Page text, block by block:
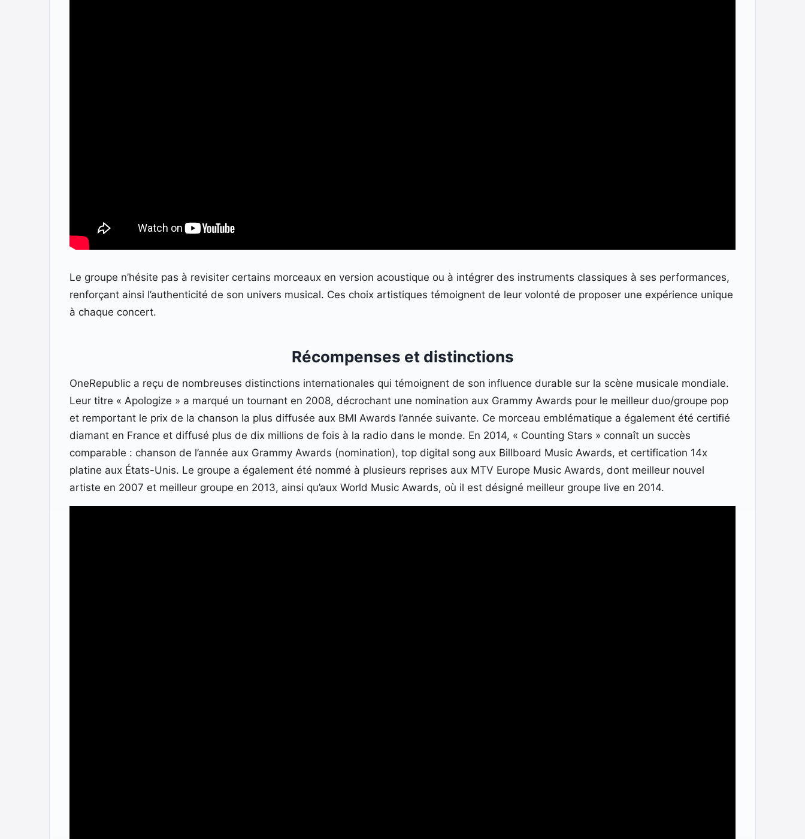
Le groupe n’hésite pas à revisiter certains morceaux en version acoustique ou à intégrer des instruments classiques à ses performances,
renforçant ainsi l’authenticité de son univers musical. Ces choix artistiques témoignent de leur volonté de proposer une expérience unique
à chaque concert.
Récompenses et distinctions
OneRepublic a reçu de nombreuses distinctions internationales qui témoignent de son influence durable sur la scène musicale mondiale.
Leur titre « Apologize » a marqué un tournant en 2008, décrochant une nomination aux Grammy Awards pour le meilleur duo/groupe pop
et remportant le prix de la chanson la plus diffusée aux BMI Awards l’année suivante. Ce morceau emblématique a également été certifié
diamant en France et diffusé plus de dix millions de fois à la radio dans le monde. En 2014, « Counting Stars » connaît un succès
comparable : chanson de l’année aux Grammy Awards (nomination), top digital song aux Billboard Music Awards, et certification 14x
platine aux États-Unis. Le groupe a également été nommé à plusieurs reprises aux MTV Europe Music Awards, dont meilleur nouvel
artiste en 2007 et meilleur groupe en 2013, ainsi qu’aux World Music Awards, où il est désigné meilleur groupe live en 2014.